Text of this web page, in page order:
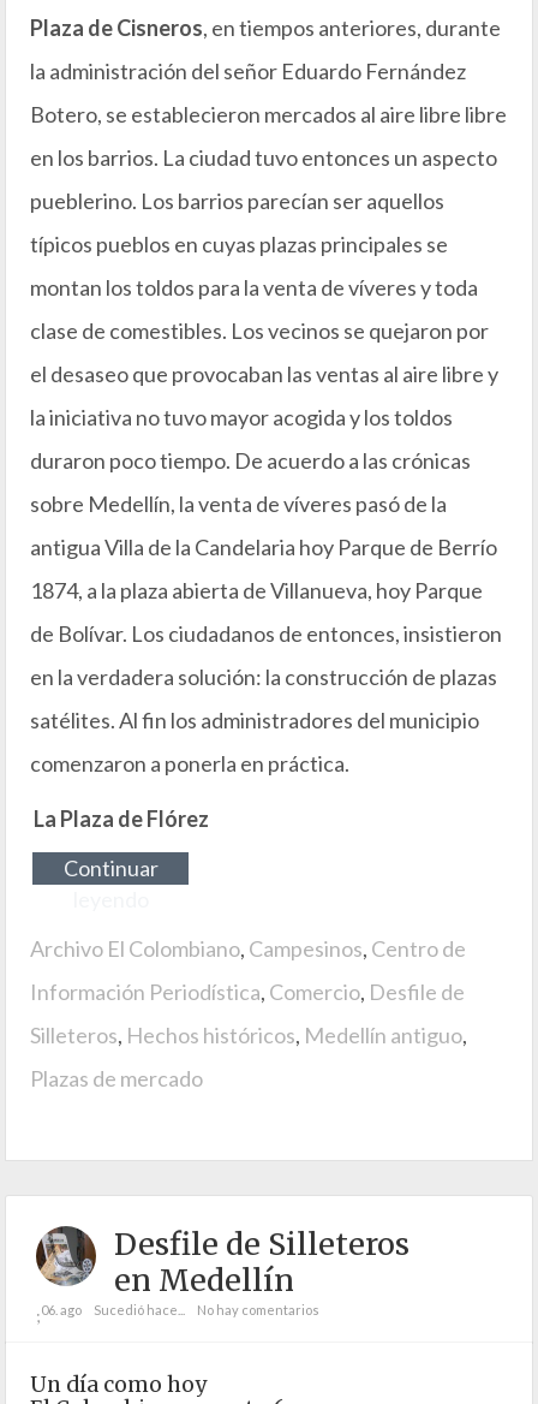
Plaza de Cisneros, en tiempos anteriores, durante
la administración del señor Eduardo Fernández
Botero, se establecieron mercados al aire libre libre
en los barrios. La ciudad tuvo entonces un aspecto
pueblerino. Los barrios parecían ser aquellos
típicos pueblos en cuyas plazas principales se
montan los toldos para la venta de víveres y toda
clase de comestibles. Los vecinos se quejaron por
el desaseo que provocaban las ventas al aire libre y
la iniciativa no tuvo mayor acogida y los toldos
duraron poco tiempo. De acuerdo a las crónicas
sobre Medellín, la venta de víveres pasó de la
antigua Villa de la Candelaria hoy Parque de Berrío
1874, a la plaza abierta de Villanueva, hoy Parque
de Bolívar. Los ciudadanos de entonces, insistieron
en la verdadera solución: la construcción de plazas
satélites. Al fin los administradores del municipio
comenzaron a ponerla en práctica.
La Plaza de Flórez
Continuar
Archivo El Colombiano, Campesinos, Centro de
Información Periodística, Comercio, Desfile de
Silleteros, Hechos históricos, Medellín antiguo,
Plazas de mercado
Desfile de Silleteros
en Medellín
;06. ago Sucedió hace... No hay comentarios
Un día como hoy